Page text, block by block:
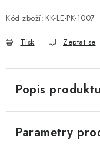
Kód zboží: KK-LE-PK-1007
Tisk Zeptat se
Popis produktu
Parametry